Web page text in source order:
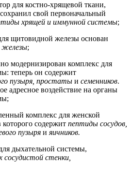
для костно-хрящевой ткани,
свой первоначальный
хрящей и иммунной системы;
щитовидной железы основан
железы;
модернизирован комплекс для
теперь он содержит
пузыря, простаты и семенников.
адресное воздействие на органы
комплекс для женской
содержит пептиды сосудов,
пузыря и яичников.
дыхательной системы,
сосудистой стенки,